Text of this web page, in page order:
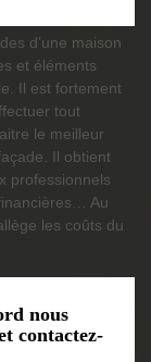
d’une maison
et éléments
Il est fortement
tout
le meilleur
Il obtient
professionnels
Au
les coûts du
nous
contactez-